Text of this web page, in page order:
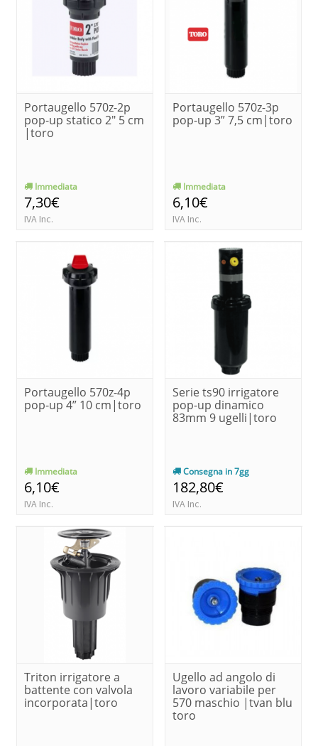
Portaugello 570z-2p
pop-up statico 2" 5 cm
|toro
Immediata
7,30€
IVA Inc.
Portaugello 570z-3p
pop-up 3” 7,5 cm|toro
Immediata
6,10€
IVA Inc.
Portaugello 570z-4p
pop-up 4” 10 cm|toro
Immediata
6,10€
IVA Inc.
Serie ts90 irrigatore
pop-up dinamico
83mm 9 ugelli|toro
Consegna in 7gg
182,80€
IVA Inc.
Triton irrigatore a
battente con valvola
incorporata|toro
Ugello ad angolo di
lavoro variabile per
570 maschio |tvan blu
toro